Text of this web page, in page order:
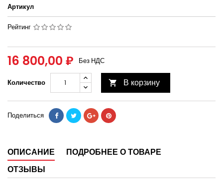
Артикул
Рейтинг
16 800,00 ₽ Без НДС
Количество  В корзину
Поделиться
ОПИСАНИЕ
ПОДРОБНЕЕ О ТОВАРЕ
ОТЗЫВЫ